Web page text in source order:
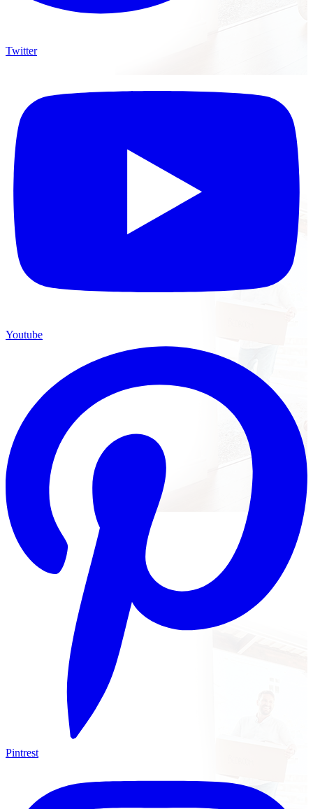
Twitter
Youtube
Pintrest